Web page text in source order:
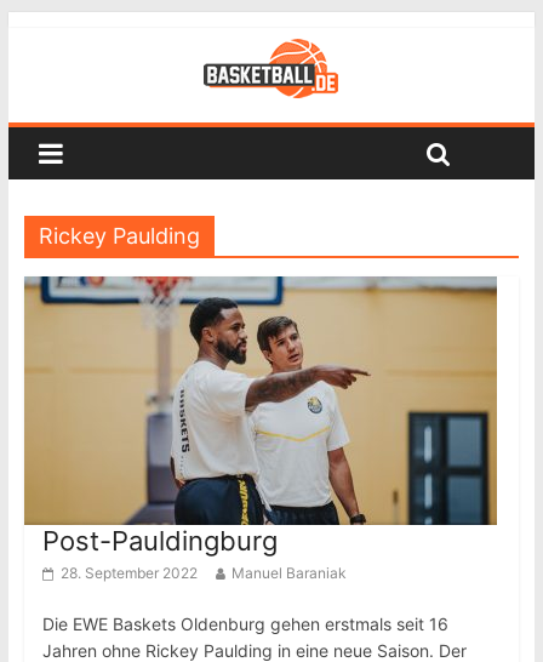
Rickey Paulding
Post-Pauldingburg
28. September 2022 Manuel Baraniak
Die EWE Baskets Oldenburg gehen erstmals seit 16
Jahren ohne Rickey Paulding in eine neue Saison. Der